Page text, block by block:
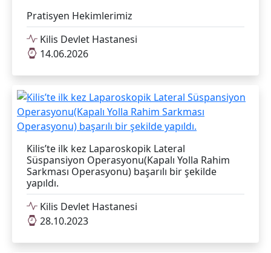
Pratisyen Hekimlerimiz
Kilis Devlet Hastanesi
14.06.2026
Kilis’te ilk kez Laparoskopik Lateral
Süspansiyon Operasyonu(Kapalı Yolla Rahim
Sarkması Operasyonu) başarılı bir şekilde
yapıldı.
Kilis Devlet Hastanesi
28.10.2023